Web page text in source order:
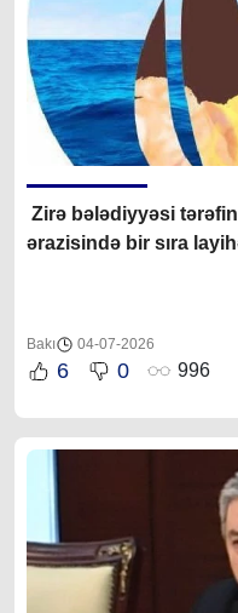
Zirə bələdiyyəsi
ərazisində bir sıra
Bakı 04-07-2026
6 0 996